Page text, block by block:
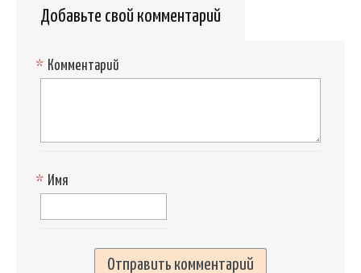
Добавьте свой комментарий
Комментарий
*
Имя
*